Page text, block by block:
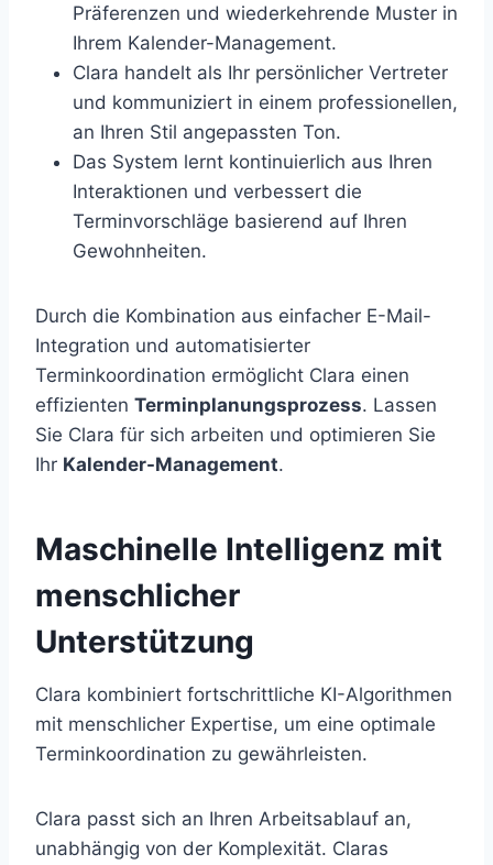
Präferenzen und wiederkehrende Muster in
Ihrem Kalender-Management.
Clara handelt als Ihr persönlicher Vertreter
und kommuniziert in einem professionellen,
an Ihren Stil angepassten Ton.
Das System lernt kontinuierlich aus Ihren
Interaktionen und verbessert die
Terminvorschläge basierend auf Ihren
Gewohnheiten.
Durch die Kombination aus einfacher E-Mail-
Integration und automatisierter
Terminkoordination ermöglicht Clara einen
effizienten Terminplanungsprozess. Lassen
Sie Clara für sich arbeiten und optimieren Sie
Ihr Kalender-Management.
Maschinelle Intelligenz mit
menschlicher
Unterstützung
Clara kombiniert fortschrittliche KI-Algorithmen
mit menschlicher Expertise, um eine optimale
Terminkoordination zu gewährleisten.
Clara passt sich an Ihren Arbeitsablauf an,
unabhängig von der Komplexität. Claras